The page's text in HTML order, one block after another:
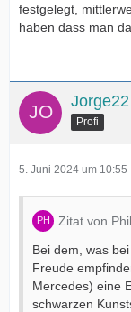
festgelegt,
haben dass man
Jorge22
Profi
5. Juni 2024 um 10:55
Zitat von Phil
Bei dem, was
Freude
Mercedes) eine
schwarzen